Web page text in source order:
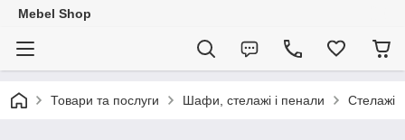
Mebel Shop
Товари та послуги Шафи, стелажі і пенали Стелажі